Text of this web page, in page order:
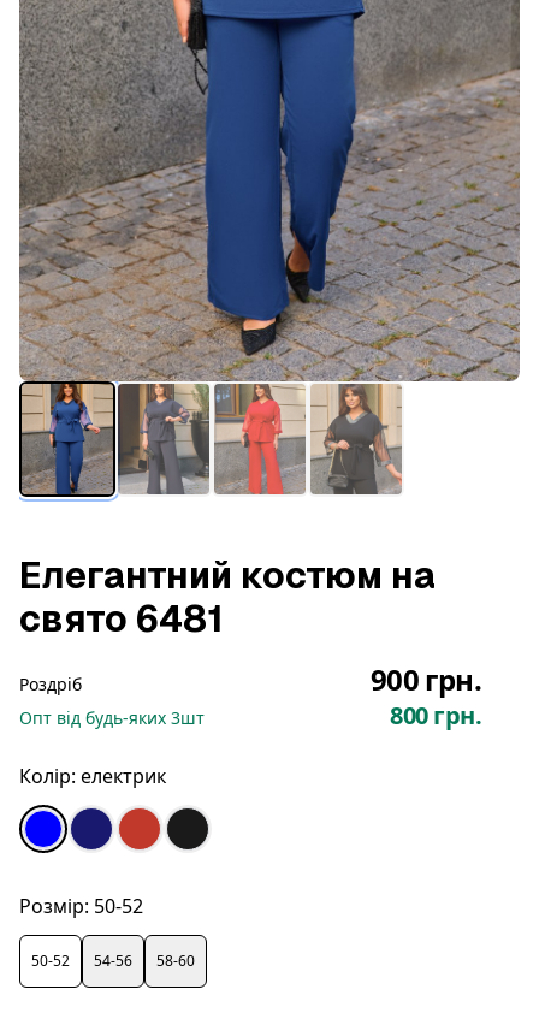
Елегантний костюм на
свято 6481
Роздріб 900 грн.
Опт від будь-яких 3шт 800 грн.
Колір: електрик
Розмір: 50-52
50-52 54-56 58-60